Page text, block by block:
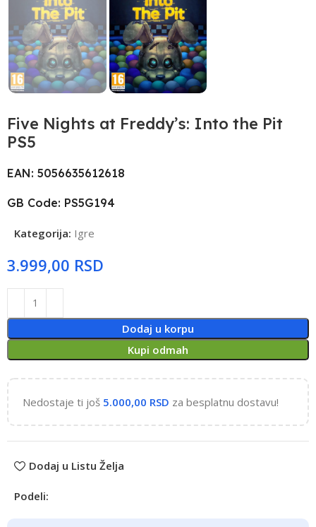
Five Nights at Freddy’s: Into the Pit
PS5
EAN: 5056635612618
GB Code: PS5G194
Kategorija: Igre
RSD
Dodaj u korpu
Kupi odmah
Nedostaje ti još 5.000,00 RSD za besplatnu dostavu!
Dodaj u Listu Želja
Podeli: